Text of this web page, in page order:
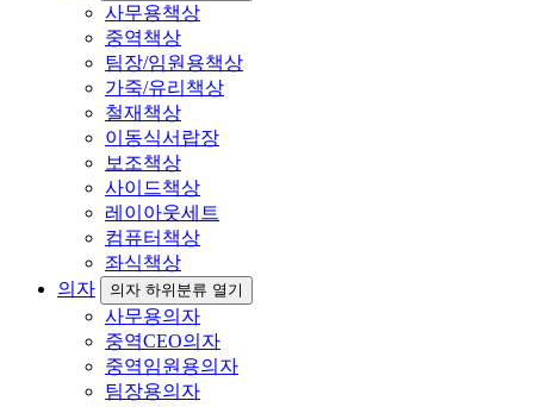
사무용책상
중역책상
팀장/임원용책상
가죽/유리책상
철재책상
이동식서랍장
보조책상
사이드책상
레이아웃세트
컴퓨터책상
좌식책상
의자
의자 하위분류 열기
사무용의자
중역CEO의자
중역임원용의자
팀장용의자